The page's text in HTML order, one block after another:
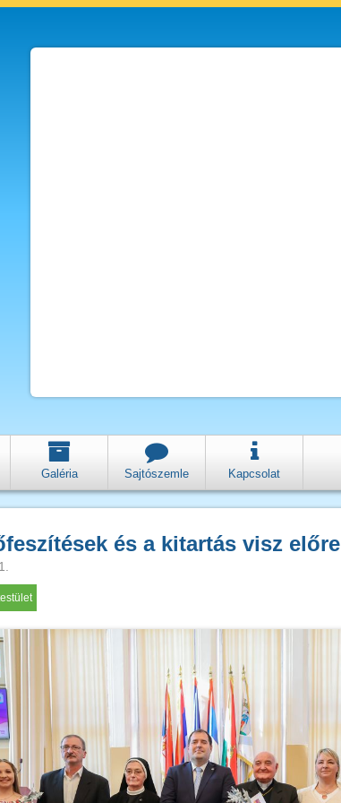
Galéria Sajtószemle Kapcsolat
és a kitartás visz előre